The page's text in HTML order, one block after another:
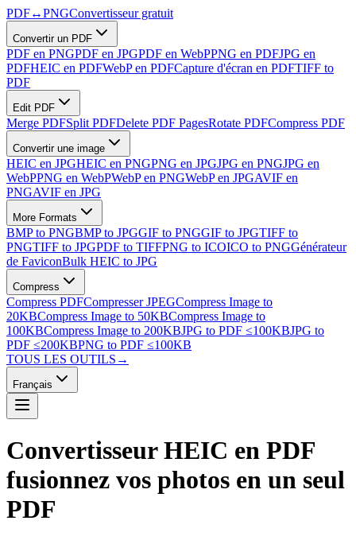
PDF↔PNGConvertisseur gratuit
Convertir un PDF
PDF en PNGPDF en JPGPDF en WebPPNG en PDFJPG en
PDFHEIC en PDFWebP en PDFCapture d'écran en PDFTIFF to
PDF
Edit PDF
Merge PDFSplit PDFDelete PDF PagesRotate PDFCompress PDF
Convertir une image
HEIC en JPGHEIC en PNGPNG en JPGJPG en PNGJPG en
WebPPNG en WebPWebP en PNGWebP en JPGAVIF en
PNGAVIF en JPG
More Formats
BMP to PNGBMP to JPGGIF to PNGGIF to JPGTIFF to
PNGTIFF to JPGPDF to TIFFPNG to ICOICO to PNGGénérateur
de FaviconBulk HEIC to JPG
Compress
Compress PDFCompresser JPEGCompress Image to
20KBCompress Image to 50KBCompress Image to
100KBCompress Image to 200KBJPG to PDF ≤100KBJPG to
PDF ≤200KBPNG to PDF ≤100KB
TOUS LES OUTILS →
Français
Convertisseur HEIC en PDF
fusionnez vos photos en un seul
PDF